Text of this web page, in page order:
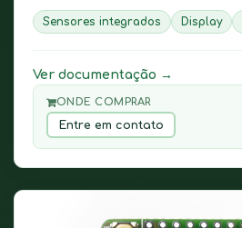
Sensores integrados Display
Ver documentação →
ONDE COMPRAR
Entre em contato